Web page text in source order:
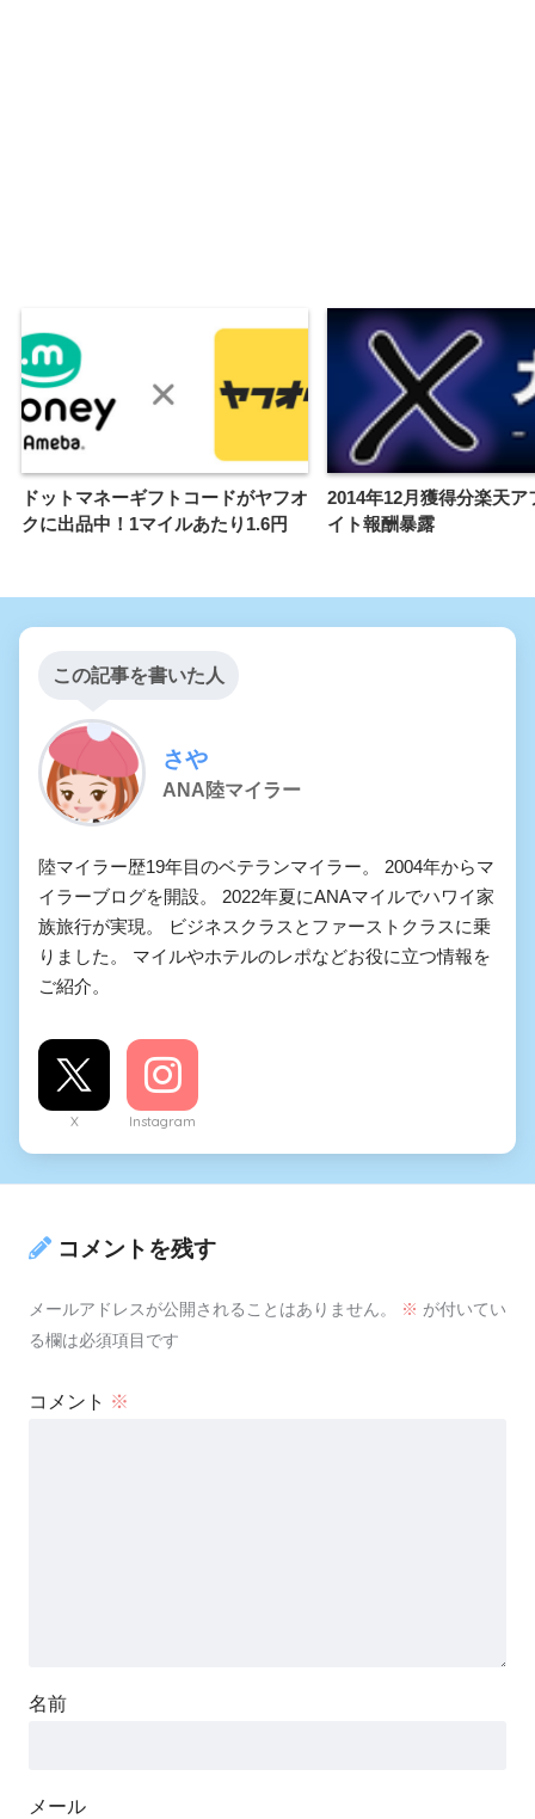
ドットマネーギフトコードがヤフオ
クに出品中！1マイルあたり1.6円
2014年12月獲得分楽天ア
イト報酬暴露
この記事を書いた人
さや
ANA陸マイラー
陸マイラー歴19年目のベテランマイラー。 2004年からマ
イラーブログを開設。 2022年夏にANAマイルでハワイ家
族旅行が実現。 ビジネスクラスとファーストクラスに乗
りました。 マイルやホテルのレポなどお役に立つ情報を
ご紹介。
X Instagram
コメントを残す
メールアドレスが公開されることはありません。 ※ が付いてい
る欄は必須項目です
コメント ※
名前
メール